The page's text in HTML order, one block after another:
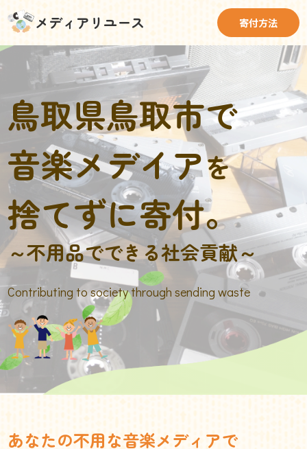
メディアリユース 寄付方法
鳥取県鳥取市で
音楽メデイアを
捨てずに寄付。
～不用品でできる社会貢献～
Contributing to society through sending waste
あなたの不用な音楽メディアで